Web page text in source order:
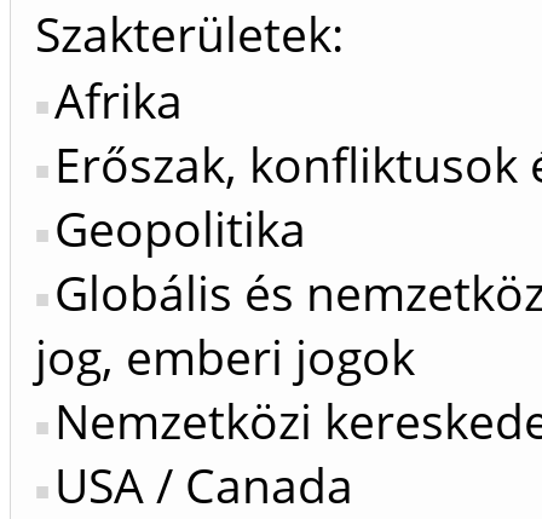
Szakterületek:
Afrika
Erőszak, konfliktusok
Geopolitika
Globális és
jog, emberi jogok
Nemzetközi
USA / Canada